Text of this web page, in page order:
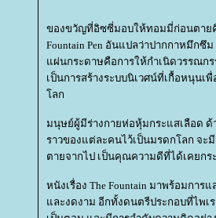
ของขวัญที่อิซซี่มอบให้ทอมมี่ก่อนตาย
Fountain Pen อันแปลว่าปากกาหมึก
ผ่นกระดาษคือการให้กำเนิดวรรณก
เป็นการสร้างระบบนิเวศน์ที่เกื้อหนุน
ลก
มนุษย์ผู้มีร่างกายห่อหุ้มกระแสเลือด
ราวของแต่ละคนไว้เป็นมรดกโลก จะ
ตายจากไป เป็นคุณความดีที่ได้เคยก
หนังเรื่อง The Fountain มาพร้อมกา
ละงดงาม อีกทั้งดนตรีประกอบที่ไพเ